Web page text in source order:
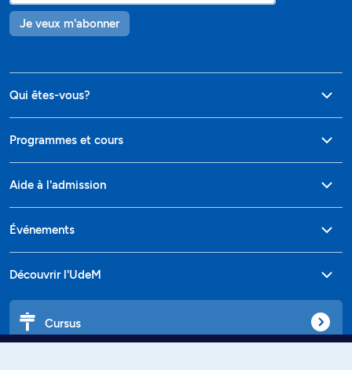
Je veux m'abonner
Qui êtes-vous?
Programmes et cours
Aide à l'admission
Événements
Découvrir l'UdeM
Cursus